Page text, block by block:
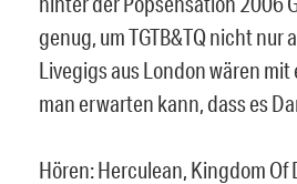
genug, um TGTB&TQ nicht
Livegigs aus London wären
man erwarten kann, dass es
Hören: Herculean, Kingdom Of